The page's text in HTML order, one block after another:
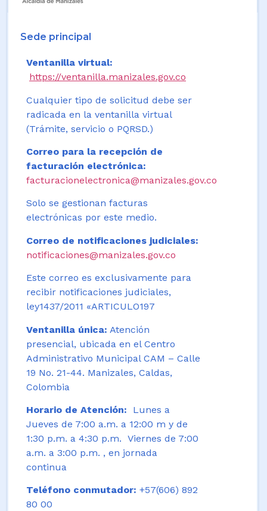
Sede principal
Ventanilla virtual:
https://ventanilla.manizales.gov.co
Cualquier tipo de solicitud debe ser
radicada en la ventanilla virtual
(Trámite, servicio o PQRSD.)
Correo para la recepción de
facturación electrónica:
facturacionelectronica@manizales.gov.co
Solo se gestionan facturas
electrónicas por este medio.
Correo de notificaciones judiciales:
notificaciones@manizales.gov.co
Este correo es exclusivamente para
recibir notificaciones judiciales,
ley1437/2011 «ARTICULO197
Ventanilla única: Atención
presencial, ubicada en el Centro
Administrativo Municipal CAM – Calle
19 No. 21-44. Manizales, Caldas,
Colombia
Horario de Atención:
Lunes a
Jueves de 7:00 a.m. a 12:00 m y de
1:30 p.m. a 4:30 p.m. Viernes de 7:00
a.m. a 3:00 p.m. , en jornada
continua
Teléfono conmutador: +57(606) 892
80 00